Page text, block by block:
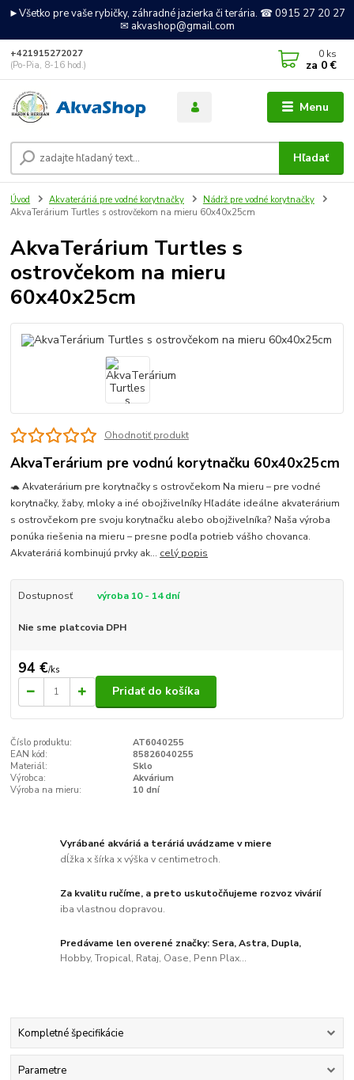
►Všetko pre vaše rybičky, záhradné jazierka či terária. ☎ 0915 27 20 27
✉ akvashop@gmail.com
Menu
Hľadať
+421915272027
(Po-Pia, 8-16 hod.)
0 ks
za 0 €
Úvod Akvateráriá pre vodné korytnačky
Nádrž pre vodné korytnačky
AkvaTerárium Turtles s ostrovčekom na mieru 60x40x25cm
AkvaTerárium Turtles s
ostrovčekom na mieru
60x40x25cm
Ohodnotiť produkt
AkvaTerárium pre vodnú korytnačku 60x40x25cm
🐢 Akvaterárium pre korytnačky s ostrovčekom Na mieru – pre vodné
korytnačky, žaby, mloky a iné obojživelníky Hľadáte ideálne akvaterárium
s ostrovčekom pre svoju korytnačku alebo obojživelníka? Naša výroba
ponúka riešenia na mieru – presne podľa potrieb vášho chovanca.
Akvateráriá kombinujú prvky ak... celý popis
Dostupnosť výroba 10 - 14 dní
Nie sme platcovia DPH
94 €/ks
Pridať do košíka
Číslo produktu:
AT6040255
EAN kód:
85826040255
Materiál:
Sklo
Výrobca:
Akvárium
Výroba na mieru:
10 dní
Vyrábané akváriá a teráriá uvádzame v miere
dĺžka x šírka x výška v centimetroch.
Za kvalitu ručíme, a preto uskutočňujeme rozvoz vivárií
iba vlastnou dopravou.
Predávame len overené značky: Sera, Astra, Dupla,
Hobby, Tropical, Rataj, Oase, Penn Plax...
Kompletné špecifikácie
Parametre